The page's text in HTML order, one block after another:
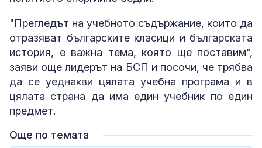
"Прегледът на учебното съдържание, които да
отразяват българските класици и българската
история, е важна тема, която ще поставим“,
заяви още лидерът на БСП и посочи, че трябва
да се уеднакви цялата учебна програма и в
цялата страна да има един учебник по един
предмет.
Още по темата